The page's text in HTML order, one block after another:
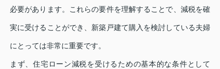
必要があります。これらの要件を理解することで、減税を確
実に受けることができ、新築戸建て購入を検討している夫婦
にとっては非常に重要です。
まず、住宅ローン減税を受けるための基本的な条件として